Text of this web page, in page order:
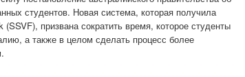
студентов. Новая система, которая получила
призвана сократить время, которое студенты
а также в целом сделать процесс более